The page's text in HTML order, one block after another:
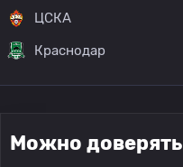
ЦСКА
Краснодар
Можно доверять